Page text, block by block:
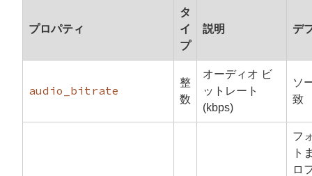
プロパティ
タ
イ
プ
説明 デ
audio_bitrate
整
数
オーディオ ビ
ットレート
(kbps)
ソ
致
フ
ト
ロ